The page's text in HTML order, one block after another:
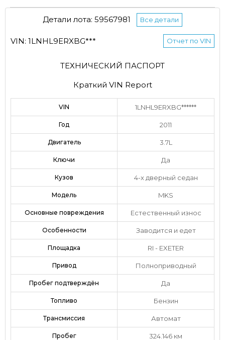
Детали лота: 59567981 Все детали
VIN: 1LNHL9ERXBG*** Отчет по VIN
ТЕХНИЧЕСКИЙ ПАСПОРТ
Краткий VIN Report
VIN 1LNHL9ERXBG******
Год 2011
Двигатель 3.7L
Ключи Да
Кузов 4-х дверный седан
Модель MKS
Основные повреждения Естественный износ
Особенности Заводится и едет
Площадка RI - EXETER
Привод Полноприводный
Пробег подтверждён Да
Топливо Бензин
Трансмиссия Автомат
Пробег 324.146 км